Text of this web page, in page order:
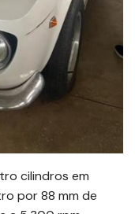
cilindros em
por 88 mm de